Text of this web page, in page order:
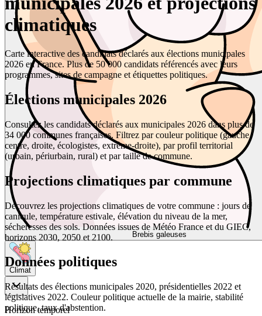
Brebis galeuses
Climat
Horizon temporel
climatiques
Carte interactive des candidats déclarés aux élections municipales
2026 en France. Plus de 50 000 candidats référencés avec leurs
programmes, sites de campagne et étiquettes politiques.
Élections municipales 2026
Consultez les candidats déclarés aux municipales 2026 dans plus de
34 000 communes françaises. Filtrez par couleur politique (gauche,
centre, droite, écologistes, extrême-droite), par profil territorial
(urbain, périurbain, rural) et par taille de commune.
Projections climatiques par commune
Découvrez les projections climatiques de votre commune : jours de
canicule, température estivale, élévation du niveau de la mer,
sécheresses des sols. Données issues de Météo France et du GIEC,
horizons 2030, 2050 et 2100.
Données politiques
Résultats des élections municipales 2020, présidentielles 2022 et
législatives 2022. Couleur politique actuelle de la mairie, stabilité
politique, taux d'abstention.